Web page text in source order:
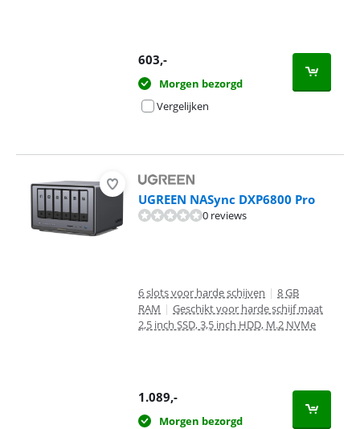
603,-
Morgen bezorgd
Vergelijken
UGREEN NASync DXP6800 Pro
0 reviews
6 slots voor harde schijven | 8 GB
RAM | Geschikt voor harde schijf maat
2,5 inch SSD, 3,5 inch HDD, M.2 NVMe
1.089,-
Morgen bezorgd